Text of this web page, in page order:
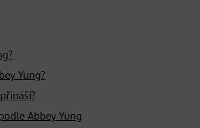
Yung?
Abbey Yung